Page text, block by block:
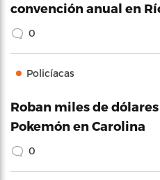
convención anual en
0
Policíacas
Roban miles de
Pokemón en Carolina
0